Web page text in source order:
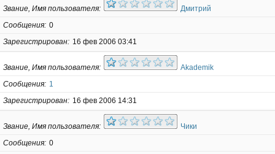
Звание, Имя пользователя
Дмитрий
Сообщения 0
Зарегистрирован
16 фев 2006 03:41
Звание, Имя пользователя
Akademik
Сообщения
1
Зарегистрирован
16 фев 2006 14:31
Звание, Имя пользователя
Чики
Сообщения 0